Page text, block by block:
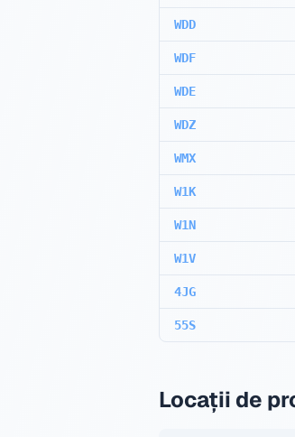
WDD
WDF
WDE
WDZ
WMX
W1K
W1N
W1V
4JG
55S
Locații de